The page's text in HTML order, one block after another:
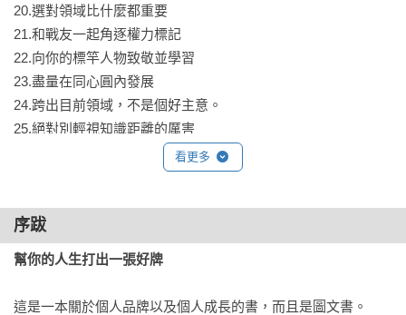
20.選對領域比什麼都重要
21.和戰友一起角逐權力標記
22.向你的標竿人物致敬並學習
23.盡量在同心圓內發展
24.跨出目前領域，不是個好主意。
25.絕對別輕視知識距離的厲害
26.找一個最小領域Try & Error
同質化
28.同質化的關鍵在「質」不在「同」
29.用專注化解同質化疲乏
看更多
序跋
幫你的人生打出一張好牌
這是一本關於個人品牌以及個人成長的書，而且是圖文書。